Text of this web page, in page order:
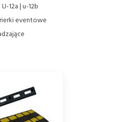
12a | u-12b
eventowe